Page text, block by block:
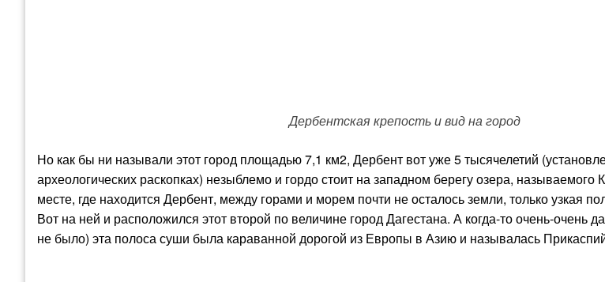
Дербентская крепость и вид на город
Но как бы ни называли этот город площадью 7,1 км2, Дербент вот уже 5 тысячелетий
археологических раскопках) незыблемо и гордо стоит на западном берегу озера,
месте, где находится Дербент, между горами и морем почти не осталось земли, только узкая
Вот на ней и расположился этот второй по величине город Дагестана. А когда-то очень-очень
не было) эта полоса суши была караванной дорогой из Европы в Азию и называлась